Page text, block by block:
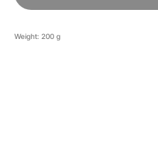
Weight: 200 g